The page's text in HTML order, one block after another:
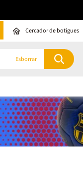
Cercador de botigues
Esborrar